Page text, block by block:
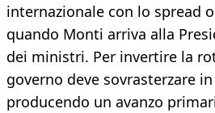
internazionale con lo spread
quando Monti arriva alla
dei ministri. Per invertire la
governo deve sovrasterzare
producendo un avanzo